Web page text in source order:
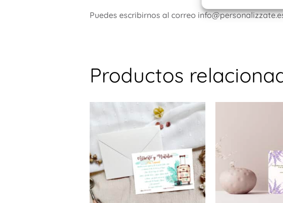
Puedes escribirnos al correo
Productos